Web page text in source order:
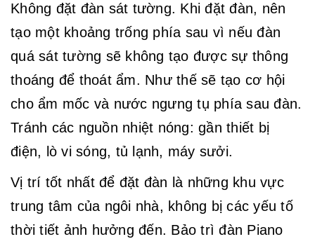
Không đặt đàn sát tường. Khi đặt đàn, nên
tạo một khoảng trống phía sau vì nếu đàn
quá sát tường sẽ không tạo được sự thông
thoáng để thoát ẩm. Như thế sẽ tạo cơ hội
cho ẩm mốc và nước ngưng tụ phía sau đàn.
Tránh các nguồn nhiệt nóng: gần thiết bị
điện, lò vi sóng, tủ lạnh, máy sưởi.
Vị trí tốt nhất để đặt đàn là những khu vực
trung tâm của ngôi nhà, không bị các yếu tố
thời tiết ảnh hưởng đến. Bảo trì đàn Piano